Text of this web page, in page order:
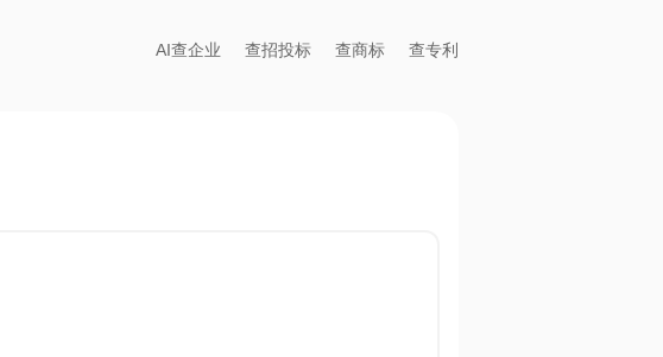
AI查企业 查招投标 查商标 查专利